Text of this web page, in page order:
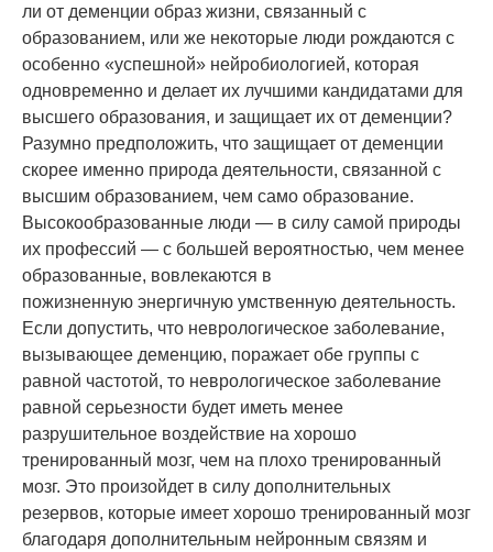
ли от деменции образ жизни, связанный с
образованием, или же некоторые люди рождаются с
особенно «успешной» нейробиологией, которая
одновременно и делает их лучшими кандидатами для
высшего образования, и защищает их от деменции?
Разумно предположить, что защищает от деменции
скорее именно природа деятельности, связанной с
высшим образованием, чем само образование.
Высокообразованные люди — в силу самой природы
их профессий — с большей вероятностью, чем менее
образованные, вовлекаются в
пожизненную энергичную умственную деятельность.
Если допустить, что неврологическое заболевание,
вызывающее деменцию, поражает обе группы с
равной частотой, то неврологическое заболевание
равной серьезности будет иметь менее
разрушительное воздействие на хорошо
тренированный мозг, чем на плохо тренированный
мозг. Это произойдет в силу дополнительных
резервов, которые имеет хорошо тренированный мозг
благодаря дополнительным нейронным связям и